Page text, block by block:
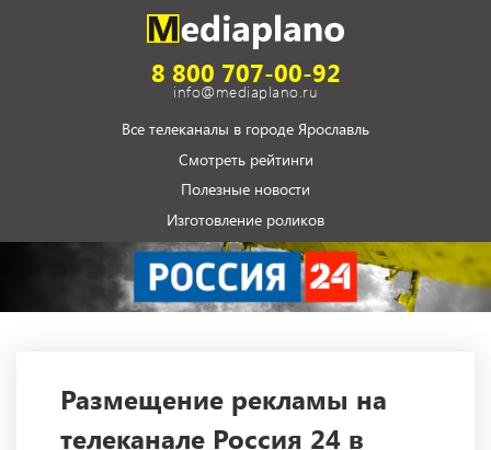
8 800 707-00-92
info@mediaplano.ru
Все телеканалы в городе Ярославль
Смотреть рейтинги
Полезные новости
Изготовление роликов
Размещение рекламы на
телеканале Россия 24 в